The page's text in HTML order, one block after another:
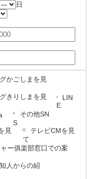
日
かごしまを見
きりしまを見
LIN
E
その他SN
S
見
テレビCMを見
て
ー俱楽部窓口での案
人からの紹